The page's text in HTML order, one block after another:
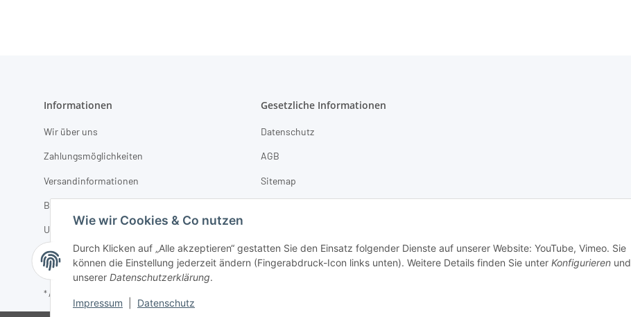
Wie wir Cookies & Co nutzen
Durch Klicken auf „Alle akzeptieren“ gestatten Sie den Einsatz folgender Dienste auf unserer Website: YouTube, Vimeo. Sie
können die Einstellung jederzeit ändern (Fingerabdruck-Icon links unten). Weitere Details finden Sie unter Konfigurieren
unserer Datenschutzerklärung.
Impressum Datenschutz
Informationen
Wir über uns
Zahlungsmöglichkeiten
Versandinformationen
B2B-Partner werden
Unsere Marken
POS-Displays & Verkaufsförderung
Gesetzliche Informationen
Datenschutz
AGB
Sitemap
* Alle Preise zzgl. gesetzlicher USt., zzgl.